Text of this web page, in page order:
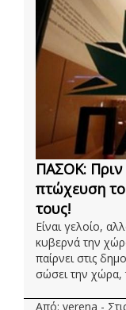
ΠΑΣΟΚ:
πτώχευση
τους!
Είναι γελοίο,
κυβερνά την
παίρνει στις
σώσει την χώρα,
Από: verena -